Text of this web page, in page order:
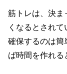
筋トレは、決ま
くなるとされ
確保するのは簡
ば時間を作れる